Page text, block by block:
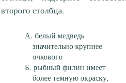
второго столбца.
белый медведь
значительно крупнее
очкового
рыбный филин имеет
более темную окраску,